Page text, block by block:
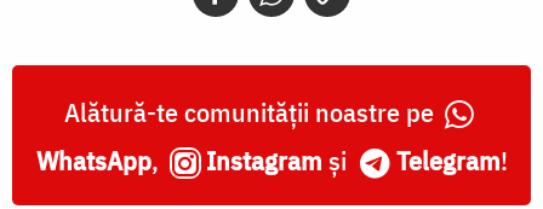
sărutare”
Alătură-te comunității noastre pe
WhatsApp, Instagram și Telegram!